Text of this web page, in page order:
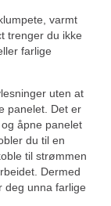
varmt
trenger du ikke
farlige
uten at
panelet. Det er
åpne panelet
du til en
til strømmen
Dermed
deg unna farlige